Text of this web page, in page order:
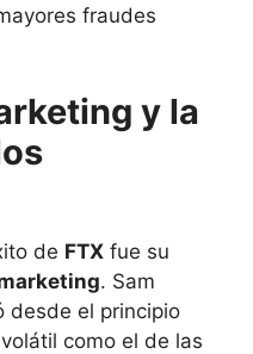
fraudes
y la
de FTX fue su
. Sam
desde el principio
como el de las